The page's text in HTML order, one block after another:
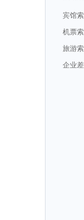
宾馆
机票
旅游
企业